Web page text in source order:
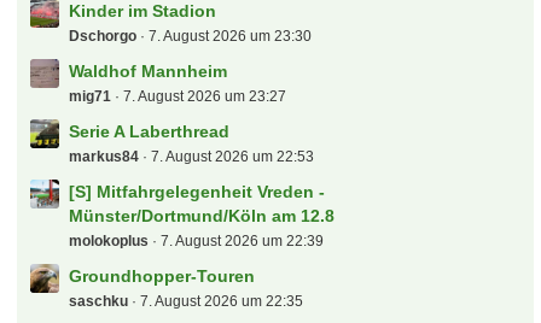
Kinder im Stadion
Dschorgo 7. August 2026 um 23:30
Waldhof Mannheim
mig71 7. August 2026 um 23:27
Serie A Laberthread
markus84 7. August 2026 um 22:53
[S] Mitfahrgelegenheit Vreden -
Münster/Dortmund/Köln am 12.8
molokoplus 7. August 2026 um 22:39
Groundhopper-Touren
saschku 7. August 2026 um 22:35